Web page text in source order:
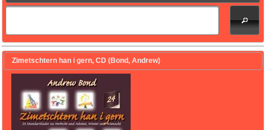
Zimetschtern han i gern, CD (Bond, Andrew)